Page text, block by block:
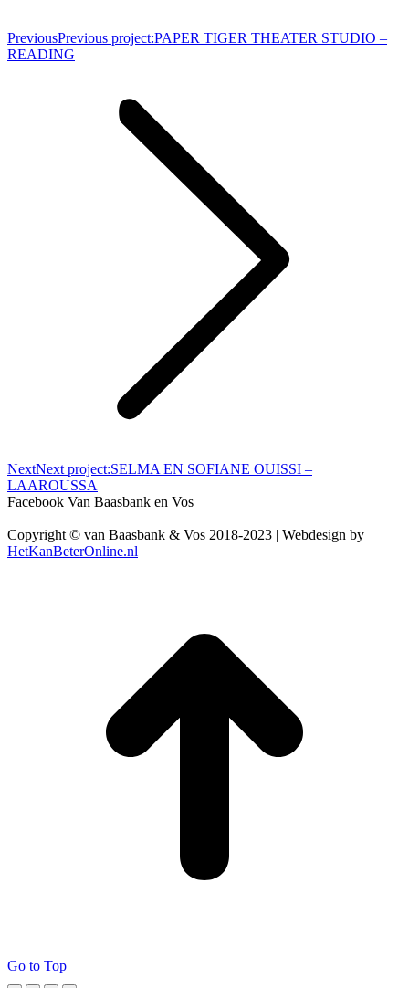
PreviousPrevious project:PAPER TIGER THEATER STUDIO –
READING
NextNext project:SELMA EN SOFIANE OUISSI –
LAAROUSSA
Facebook Van Baasbank en Vos
Copyright © van Baasbank & Vos 2018-2023 | Webdesign by
HetKanBeterOnline.nl
Go to Top